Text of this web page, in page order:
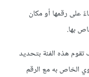
على رقمها أو مكان
بها.
هذه الفئة بتحديد
الخاص به مع الرقم